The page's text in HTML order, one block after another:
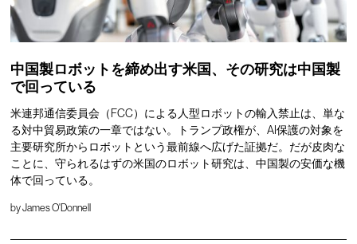
中国製ロボットを締め出す米国、その研究は中国製
で回っている
米連邦通信委員会（FCC）による人型ロボットの輸入禁止は、単な
る対中貿易政策の一章ではない。トランプ政権が、AI保護の対象を
主要研究所からロボットという最前線へ広げた証拠だ。だが皮肉な
ことに、守られるはずの米国のロボット研究は、中国製の安価な機
体で回っている。
byJames O'Donnell